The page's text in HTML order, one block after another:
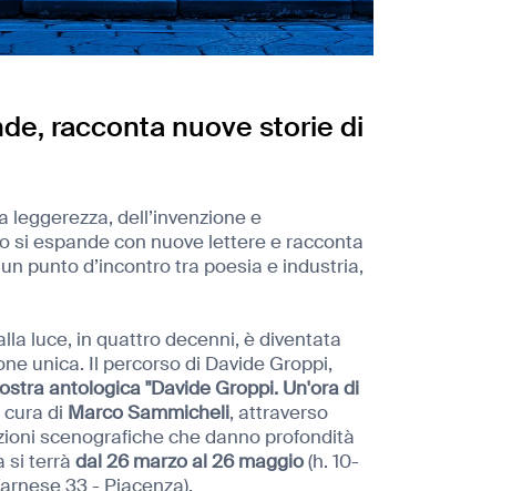
racconta nuove storie di
dell’invenzione e
si espande con nuove lettere e racconta
punto d’incontro tra poesia e industria,
luce, in quattro decenni, è diventata
unica. Il percorso di Davide Groppi,
antologica "Davide Groppi. Un'ora di
di Marco Sammicheli, attraverso
scenografiche che danno profondità
si terrà dal 26 marzo al 26 maggio(h. 10-
33 - Piacenza).